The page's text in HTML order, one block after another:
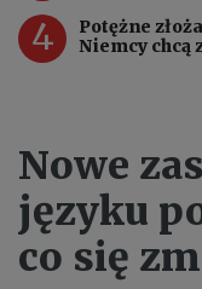
4
Potężne
Niemcy chcą
Nowe
języku
co się